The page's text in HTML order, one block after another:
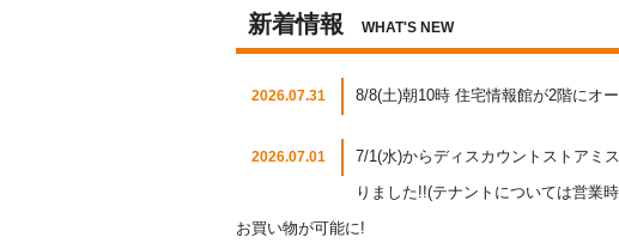
新着情報 WHAT'S NEW
2026.07.31 8/8(土)朝10時 住宅情報館が2階にオ
2026.07.01
7/1(水)からディスカウントストアミ
りました!!(テナントについては営業
お買い物が可能に!